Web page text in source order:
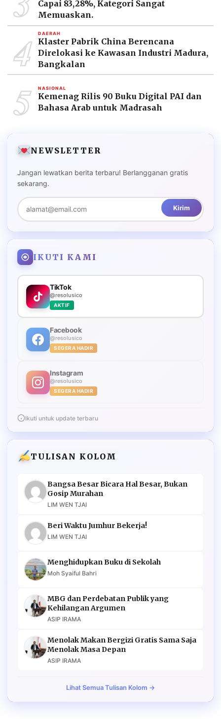
Capai 83,28%, Kategori Sangat
Memuaskan.
4 DAERAH
Klaster Pabrik China Berencana
Direlokasi ke Kawasan Industri Madura,
Bangkalan
5 NASIONAL
Kemenag Rilis 90 Buku Digital PAI dan
Bahasa Arab untuk Madrasah
NEWSLETTER
Jangan lewatkan berita terbaru! Berlangganan gratis
sekarang.
Kirim
IKUTI KAMI
TikTok
@resolusico
AKTIF
Facebook
@resolusico
SEGERA HADIR
Instagram
@resolusico
SEGERA HADIR
Ikuti untuk update terbaru
TULISAN KOLOM
Bangsa Besar Bicara Hal Besar, Bukan
Gosip Murahan
LIM WEN TJAI
Beri Waktu Jumhur Bekerja!
LIM WEN TJAI
Menghidupkan Buku di Sekolah
Moh Syaiful Bahri
MBG dan Perdebatan Publik yang
Kehilangan Argumen
ASIP IRAMA
Menolak Makan Bergizi Gratis Sama Saja
Menolak Masa Depan
ASIP IRAMA
Lihat Semua Tulisan Kolom →